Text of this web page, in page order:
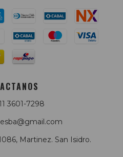
3601-7298
Martinez. San Isidro.